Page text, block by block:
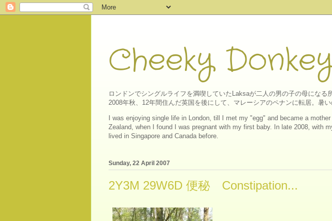
Cheeky
ロンドンでシングルライフを満喫していたLaksaが二人の男の子の母にな
2008年秋、12年間住んだ英国を後にして、マレーシアのペナンに転居。暑
I was enjoying single life in London, till I met my "egg" and became a
Zealand, when I found I was pregnant with my first baby. In late 2008, with
lived in Singapore and Canada before.
Sunday, 22 April 2007
2Y3M 29W6D 便秘 Constipation...